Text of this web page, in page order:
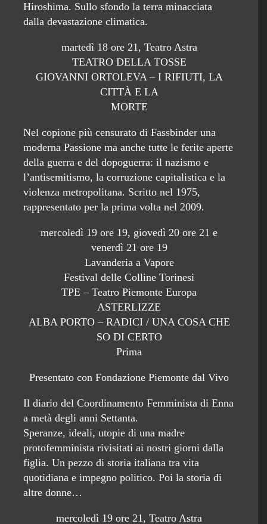
Hiroshima. Sullo sfondo la terra minacciata
dalla devastazione climatica.
martedì 18 ore 21, Teatro Astra
TEATRO DELLA TOSSE
GIOVANNI ORTOLEVA – I RIFIUTI, LA
CITTÀ E LA
MORTE
Nel copione più censurato di Fassbinder una
moderna Passione ma anche tutte le ferite aperte
della guerra e del dopoguerra: il nazismo e
l’antisemitismo, la corruzione capitalistica e la
violenza metropolitana. Scritto nel 1975,
rappresentato per la prima volta nel 2009.
mercoledì 19 ore 19, giovedì 20 ore 21 e
venerdì 21 ore 19
Lavanderia a Vapore
Festival delle Colline Torinesi
TPE – Teatro Piemonte Europa
ASTERLIZZE
ALBA PORTO – RADICI / UNA COSA CHE
SO DI CERTO
Prima
Presentato con Fondazione Piemonte dal Vivo
Il diario del Coordinamento Femminista di Enna
a metà degli anni Settanta.
Speranze, ideali, utopie di una madre
protofemminista rivisitati ai nostri giorni dalla
figlia. Un pezzo di storia italiana tra vita
quotidiana e impegno politico. Poi la storia di
altre donne…
mercoledì 19 ore 21, Teatro Astra